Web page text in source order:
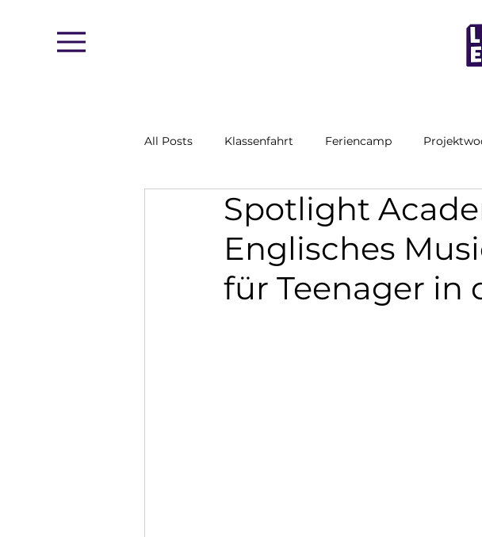
All Posts Klassenfahrt Feriencamp
Spotlight
Englisches
für Teenager in